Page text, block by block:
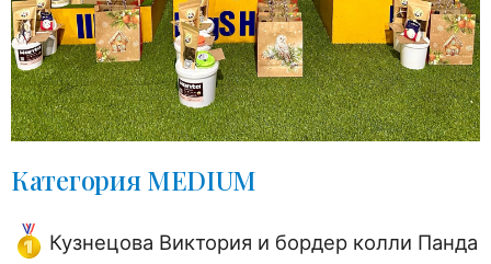
Категория MEDIUM
Кузнецова Виктория и бордер колли Панда